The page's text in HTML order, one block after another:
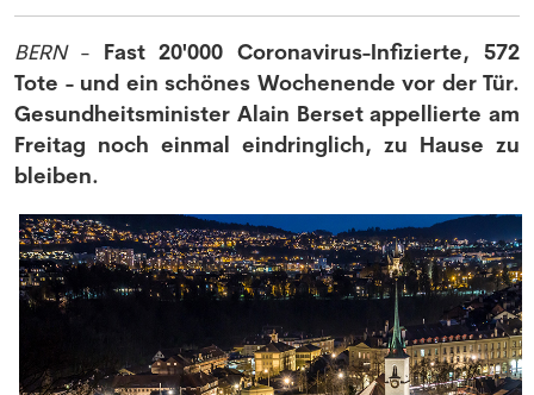
BERN- Fast 20'000 Coronavirus-Infizierte, 572
Tote - und ein schönes Wochenende vor der Tür.
Gesundheitsminister Alain Berset appellierte am
Freitag noch einmal eindringlich, zu Hause zu
bleiben.